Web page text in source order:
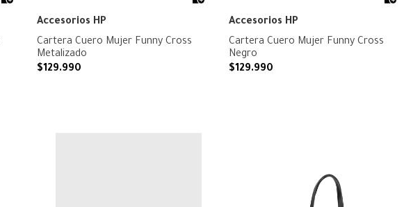
Accesorios HP
Cartera Cuero Mujer Funny Cross
Metalizado
$129.990
Accesorios HP
Cartera Cuero Mujer Funny Cross
Negro
$129.990